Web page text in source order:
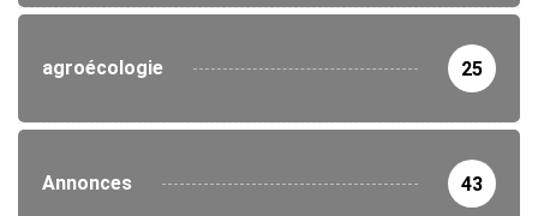
agroécologie 25
Annonces 43